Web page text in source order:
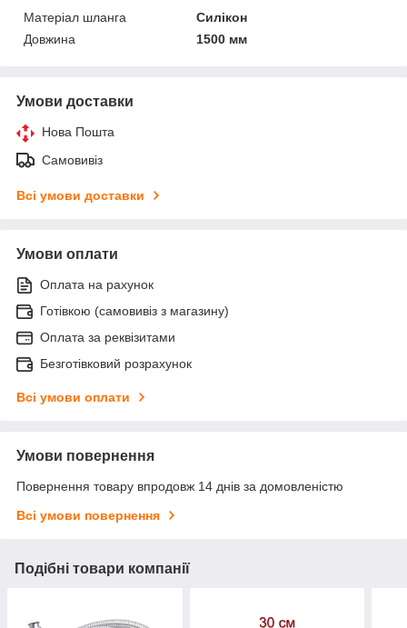
Матеріал шланга
Силікон
Довжина
1500 мм
Умови доставки
Нова Пошта
Самовивіз
Всі умови доставки
Умови оплати
Оплата на рахунок
Готівкою (самовивіз з магазину)
Оплата за реквізитами
Безготівковий розрахунок
Всі умови оплати
Умови повернення
Повернення товару впродовж 14 днів за домовленістю
Всі умови повернення
Подібні товари компанії